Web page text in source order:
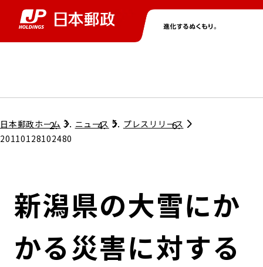
グループ情報トップ
コンプライアンス
ガバナンス
株主・投資家情報トップ
個人投資家のみなさまへ
株式情報
ニューストップ
サステナビリティトップ
担当役員メッセージ
サステナビリティマネジメント
採用情報トップ
日本郵政ホーム ニュース
プレスリリース
20110128102480
新潟県の大雪にか
かる災害に対する